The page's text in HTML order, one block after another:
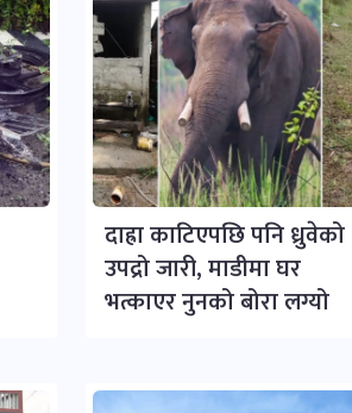
दाह्रा काटिएपछि पनि ध्रुवेको
उपद्रो जारी, माडीमा घर
भत्काएर नुनको बोरा लग्यो